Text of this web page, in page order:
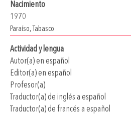
Nacimiento
1970
Paraíso, Tabasco
Actividad y lengua
Autor(a) en español
Editor(a) en español
Profesor(a)
Traductor(a) de inglés a español
Traductor(a) de francés a español